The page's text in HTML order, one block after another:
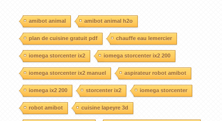
amibot animal amibot animal h2o
plan de cuisine gratuit pdf chauffe eau lemercier
iomega storcenter ix2 iomega storcenter ix2 200
iomega storcenter ix2 manuel aspirateur robot amibot
iomega ix2 200 storcenter ix2 iomega storcenter
robot amibot cuisine lapeyre 3d